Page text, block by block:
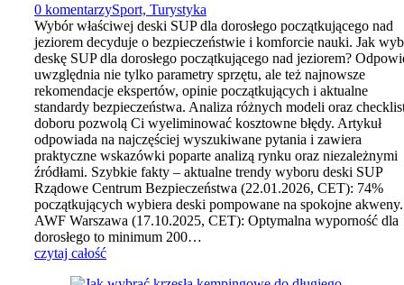
0 komentarzySport, Turystyka
Wybór właściwej deski SUP dla dorosłego początkującego nad
jeziorem decyduje o bezpieczeństwie i komforcie nauki. Jak
deskę SUP dla dorosłego początkującego nad jeziorem?
uwzględnia nie tylko parametry sprzętu, ale też najnowsze
rekomendacje ekspertów, opinie początkujących i aktualne
standardy bezpieczeństwa. Analiza różnych modeli oraz
doboru pozwolą Ci wyeliminować kosztowne błędy. Artykuł
odpowiada na najczęściej wyszukiwane pytania i zawiera
praktyczne wskazówki poparte analizą rynku oraz niezależnymi
źródłami. Szybkie fakty – aktualne trendy wyboru deski SUP
Rządowe Centrum Bezpieczeństwa (22.01.2026, CET): 74%
początkujących wybiera deski pompowane na spokojne akweny.
AWF Warszawa (17.10.2025, CET): Optymalna wyporność dla
dorosłego to minimum 200…
czytaj całość